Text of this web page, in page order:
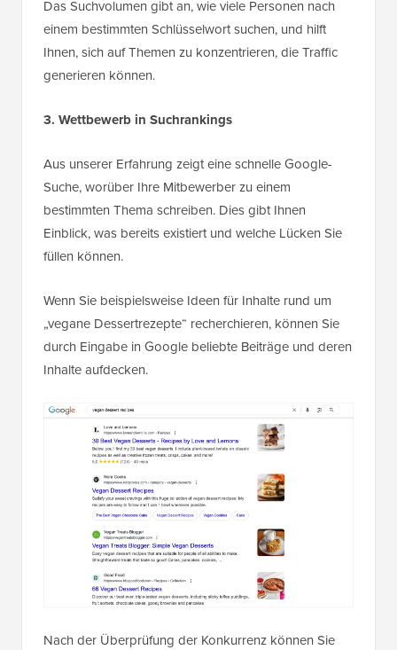
Das Suchvolumen gibt an, wie viele Personen nach
einem bestimmten Schlüsselwort suchen, und hilft
Ihnen, sich auf Themen zu konzentrieren, die Traffic
generieren können.
3. Wettbewerb in Suchrankings
Aus unserer Erfahrung zeigt eine schnelle Google-
Suche, worüber Ihre Mitbewerber zu einem
bestimmten Thema schreiben. Dies gibt Ihnen
Einblick, was bereits existiert und welche Lücken Sie
füllen können.
Wenn Sie beispielsweise Ideen für Inhalte rund um
„vegane Dessertrezepte“ recherchieren, können Sie
durch Eingabe in Google beliebte Beiträge und deren
Inhalte aufdecken.
Nach der Überprüfung der Konkurrenz können Sie